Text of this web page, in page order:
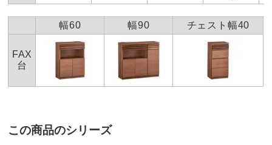
ディノスのサイズ（家具）
商品の特徴
（F☆☆☆☆合板・塗料・接着剤）を主材にした商
ウォルナット
東京都
いました。シックな印象を与えて、お値段以上の感じが
しています。正面から見えないキャスターで簡単に向き
幅60 幅90 チェスト幅40
FAX
台
この商品のシリーズ